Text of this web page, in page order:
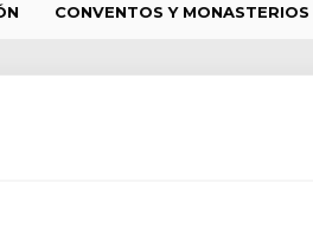
CONVENTOS Y MONASTERIOS